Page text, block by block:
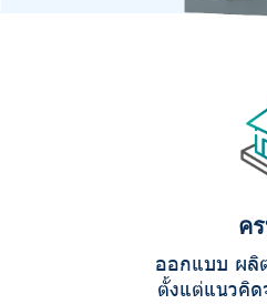
ค
ออกแบบ ผลิ
ตั้งแต่แนวคิด